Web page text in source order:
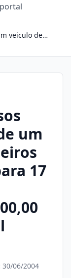
veiculo de
reais)
um
17
30/06/2004